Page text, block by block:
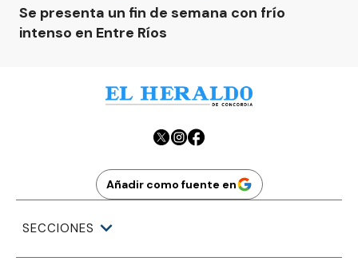
Se presenta un fin de semana con frío
intenso en Entre Ríos
Añadir como fuente en
SECCIONES